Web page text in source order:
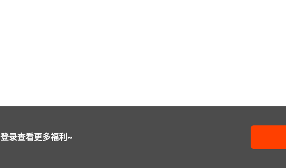
登录查看更多福利~